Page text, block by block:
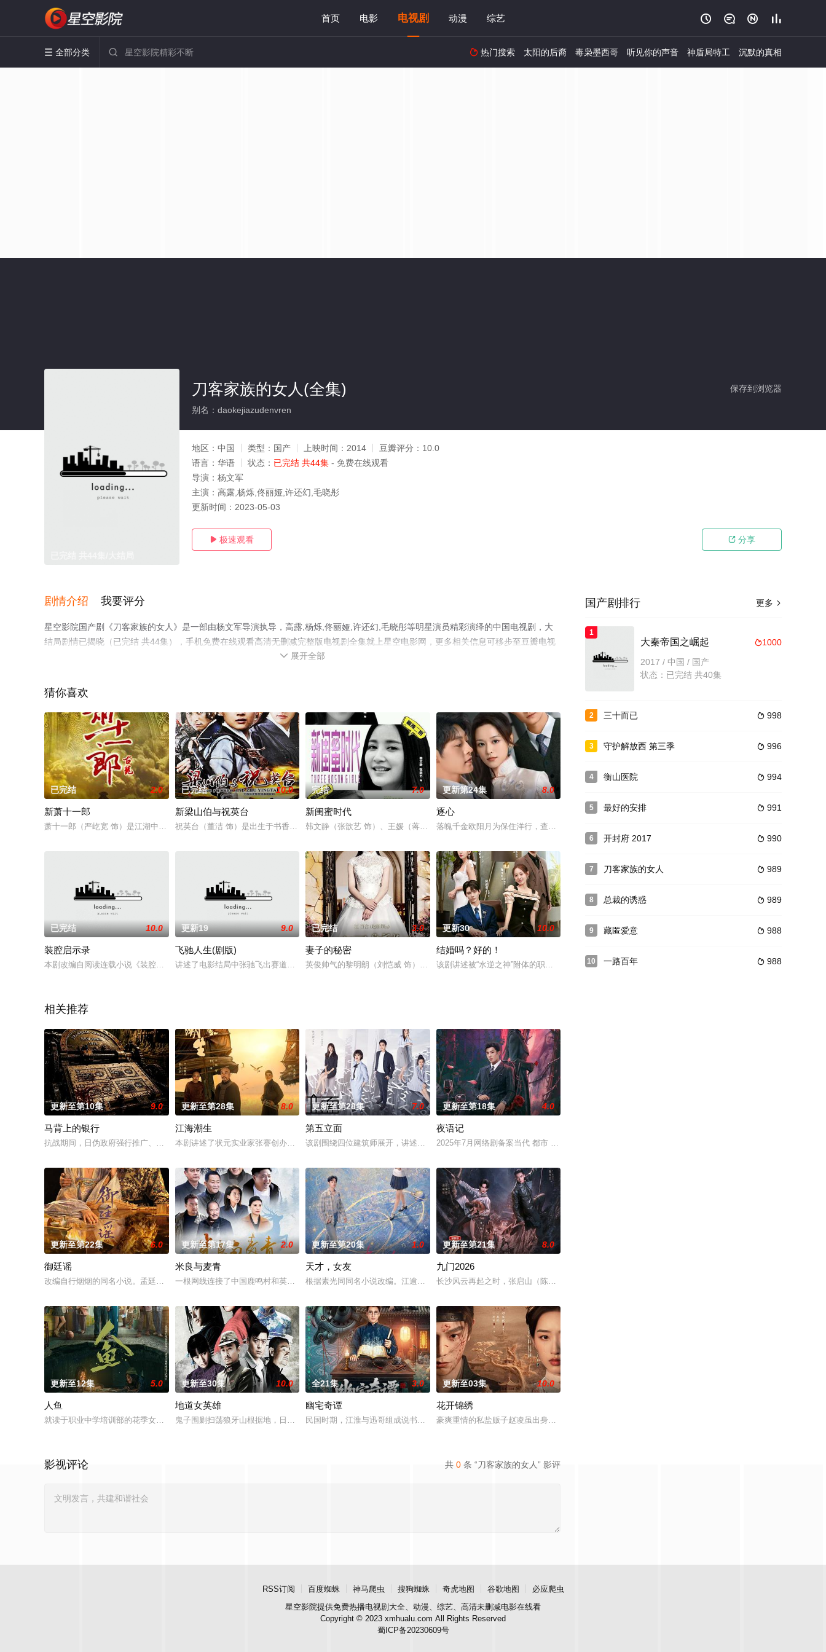
首页 电影 电视剧 动漫 综艺    
 全部分类   热门搜索 太阳的后裔 毒枭墨西哥 听见你的声音 神盾局特工 沉默的真相
保存到浏览器
刀客家族的女人(全集)
别名：daokejiazudenvren
地区： 中国 类型： 国产 上映时间： 2014 豆瓣评分： 10.0
语言： 华语 状态： 已完结 共44集 - 免费在线观看
导演： 杨文军
主演： 高露,杨烁,佟丽娅,许还幻,毛晓彤
更新时间： 2023-05-03
 极速观看  分享
剧情介绍 我要评分
星空影院国产剧《刀客家族的女人》是一部由杨文军导演执导，高露,杨烁,佟丽娅,许还幻,毛晓彤等明星演员精彩演绎的中国电视剧，大
结局剧情已揭晓（已完结 共44集），手机免费在线观看高清无删减完整版电视剧全集就上星空电影网，更多相关信息可移步至豆瓣电视
 展开全部
猜你喜欢
已完结 2.0
新萧十一郎
萧十一郎（严屹宽 饰）是江湖中大名鼎鼎的大盗，他同风四娘（李依晓 饰）联手，想要盗得失传多年的神器割鹿刀。沈璧
已完结 10.0
新梁山伯与祝英台
祝英台（董洁 饰）是出生于书香门第的千金大小姐，作为家中唯一的女儿，深受父母的宠爱。然而，祝英台的身上却有着一
完结 7.0
新闺蜜时代
韩文静（张歆艺 饰）、王媛（蒋欣 饰）和周小北（童瑶 饰）是大学时期便关系亲密的好闺蜜，虽然步入社会多年，彼此
更新第24集 8.0
逐心
落魄千金欧阳月为保住洋行，查明父亲死因，让处心积虑接触自己的秦霁风成为了自己的保镖，对其日渐生情
已完结 10.0
装腔启示录
本剧改编自阅读连载小说《装腔启示录》，作者柳翠虎。繁华都市，流光浮华的红男绿女，平行的唐影和许子诠在飞机上偶遇
更新19 9.0
飞驰人生(剧版)
讲述了电影结局中张驰飞出赛道后身受重伤，却意外穿越到自己24岁那年，当时只有21岁的林臻东身上，想尽一切办法阻
已完结 3.0
妻子的秘密
英俊帅气的黎明朗（刘恺威 饰）和美丽善良的江百合（赵丽颖 饰）是两大家族企业的继承人，他们才貌相当，门当户对，
更新30 10.0
结婚吗？好的！
该剧讲述被“水逆之神”附体的职场萌新宓初夏（鞠可儿 饰），前脚被闺蜜设计、初恋男友坑骗，后脚和奢侈品
相关推荐
更新至第10集 9.0
马背上的银行
抗战期间，日伪政府强行推广、使用由“中国准备银行”发行的伪钞货币。根据党中央指示，高景波、徐邵梁、孙希光和黄鹰
更新至第28集 8.0
江海潮生
本剧讲述了状元实业家张謇创办大生企业，实业报国的故事。甲午战争后，国家蒙羞，张謇虽高中状元，却渴望寻求强国之路
更新至第28集 7.0
第五立面
该剧围绕四位建筑师展开，讲述了他们在中意合作项目中面对专业挑战与境外竞争，通过创新实践实现本土设计理念突破的故
更新至第18集 4.0
夜语记
2025年7月网络剧备案当代 都市 海南越酷文化传媒有限公司
更新至第22集 6.0
御廷谣
改编自行烟烟的同名小说。孟廷辉，大平王朝有史以来个以女子进士科三元及第入翰林院的奇女子。十年前的她被他从死人堆
更新至第17集 2.0
米良与麦青
一根网线连接了中国鹿鸣村和英国牛津，麦香通过视频向米良宣告：婚不结了。鹿鸣村开了锅，村民大骂麦香是叛徒。麦香是
更新至第20集 1.0
天才，女友
根据素光同同名小说改编。江逾白长大以后，林知夏忽然对他说：“江逾白，我喜欢你，哲学和生物学意义上的喜欢。”那个
更新至第21集 8.0
九门2026
长沙风云再起之时，张启山（陈伟霆 饰）与吴老狗（曾舜晞 饰）强强联手，携手霍仙姑（陈瑶 饰）与九门诸
更新至12集 5.0
人鱼
就读于职业中学培训部的花季女生苏琳（黄杨钿甜 饰），虽自小被父母忽视，在艰苦环境中长大，但她始终刻苦学习，憧憬
更新至30集 10.0
地道女英雄
鬼子围剿扫荡狼牙山根据地，日军大队长野田天一、中队长三木武夫等带兵参加围剿。冀中军区损失惨重，袁政委不幸牺牲。
全21集 3.0
幽宅奇谭
民国时期，江淮与迅哥组成说书班子，偶遇“白天人住屋，晚上鬼占房”的阴阳宅，江淮被掳走配“阴婚”。他与女探长穆英
更新至03集 10.0
花开锦绣
豪爽重情的私盐贩子赵凌虽出身草莽，却心怀壮志，他结识了遭人诬陷私通的世家名媛小姐傅庭芸，被迫一起
共 0 条 “刀客家族的女人” 影评
影视评论
更多 
国产剧排行
1
1000
大秦帝国之崛起
2017 / 中国 / 国产
状态：已完结 共40集
2  998
三十而已
3  996
守护解放西 第三季
4  994
衡山医院
5  991
最好的安排
6  990
开封府 2017
7  989
刀客家族的女人
8  989
总裁的诱惑
9  988
藏匿爱意
10  988
一路百年
RSS订阅 百度蜘蛛 神马爬虫 搜狗蜘蛛 奇虎地图 谷歌地图
必应爬虫
星空影院提供免费热播电视剧大全、动漫、综艺、高清未删减电影在线看
Copyright © 2023 xmhualu.com All Rights Reserved
蜀ICP备20230609号